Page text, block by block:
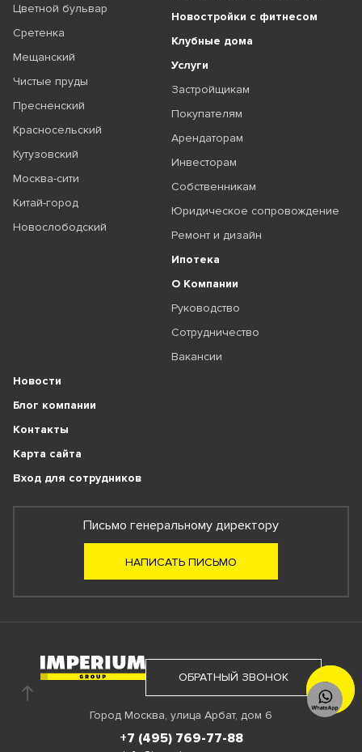
Цветной бульвар
Сретенка
Мещанский
Чистые пруды
Пресненский
Красносельский
Кутузовский
Москва-сити
Китай-город
Новослободский
Новостройки с фитнесом
Клубные дома
Услуги
Застройщикам
Покупателям
Арендаторам
Инвесторам
Собственникам
Юридическое сопровождение
Ремонт и дизайн
Ипотека
О Компании
Руководство
Сотрудничество
Вакансии
Новости
Блог компании
Контакты
Карта сайта
Вход для сотрудников
Письмо генеральному директору
НАПИСАТЬ ПИСЬМО
ЗАКАЗАТЬ
ЗВОНОК
ОБРАТНЫЙ ЗВОНОК
Город Москва, улица Арбат, дом 6
+7 (495) 769-77-88